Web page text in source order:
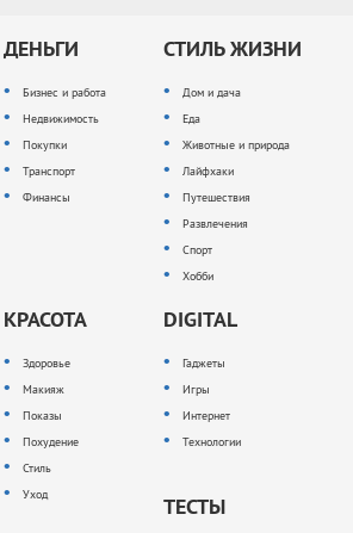
ДЕНЬГИ
Бизнес и работа
Недвижимость
Покупки
Транспорт
Финансы
СТИЛЬ ЖИЗНИ
Дом и дача
Еда
Животные и природа
Лайфхаки
Путешествия
Развлечения
Спорт
Хобби
КРАСОТА
Здоровье
Макияж
Показы
Похудение
Стиль
Уход
DIGITAL
Гаджеты
Игры
Интернет
Технологии
ТЕСТЫ